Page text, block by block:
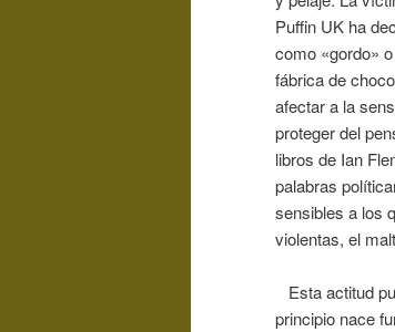
Puffin UK ha
como «gordo»
fábrica de
afectar a la
proteger del
libros de Ian
palabras
sensibles a los
violentas, el
Esta actitud
principio nace